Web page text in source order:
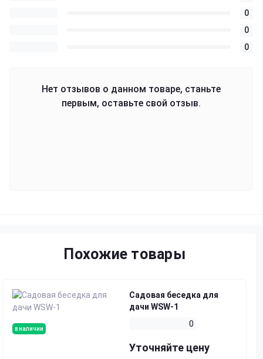
0
0
0
Нет отзывов о данном товаре, станьте
первым, оставьте свой отзыв.
Похожие товары
в наличии
Садовая беседка для
дачи WSW-1
0
Уточняйте цену